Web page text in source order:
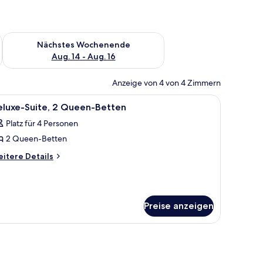
Aug. 7 - Aug. 9.
Nächstes Wochenende
Aug. 14 - Aug. 16
Überprüfe die Verfügbarkeit für nächstes Wochenende, Aug.
Anzeige von 4 von 4 Zimmern
und einem Palmenbild.
Herd, einer Kaffeemaschine und einem Toaster.Ein Hotelzimmer mit zwei Betten, einem
12 Suite, 2 Queen-Betten
Platz für 4 Personen
2 Queen-Betten
Details
Preise anzeigen